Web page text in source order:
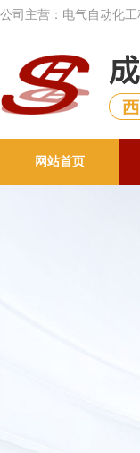
公司主营：电气自动化
网站首页